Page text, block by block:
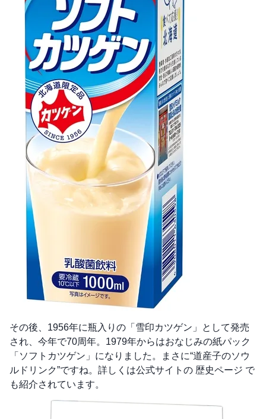
その後、1956年に瓶入りの「雪印カツゲン」として発売
され、今年で70周年。1979年からはおなじみの紙パック
「ソフトカツゲン」になりました。まさに“道産子のソウ
ルドリンク”ですね。詳しくは公式サイトの 歴史ページ で
も紹介されています。